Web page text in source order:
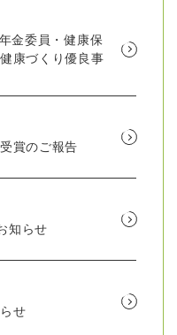
金委員・健康保
康づくり優良事
賞のご報告
知らせ
せ